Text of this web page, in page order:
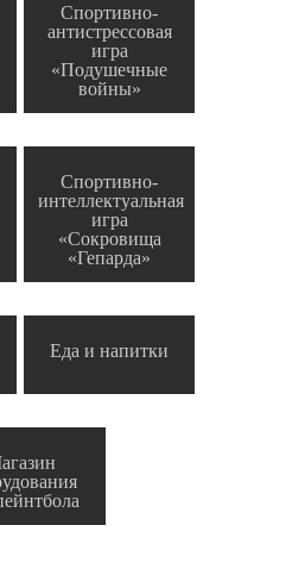
Спортивно-
антистрессовая
игра
«Подушечные
войны»
Спортивно-
интеллектуальная
игра
«Сокровища
«Гепарда»
Еда и напитки